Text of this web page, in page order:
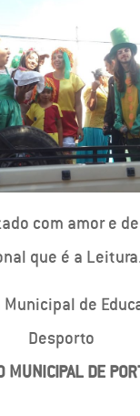
com amor e
que é a
de
Desporto
MUNICIPAL DE